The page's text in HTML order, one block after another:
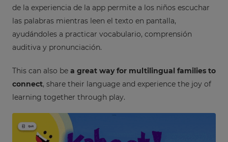
de la experiencia de la app permite a los niños escuchar
las palabras mientras leen el texto en pantalla,
ayudándoles a practicar vocabulario, comprensión
auditiva y pronunciación.
This can also be a great way for multilingual families to
connect, share their language and experience the joy of
learning together through play.